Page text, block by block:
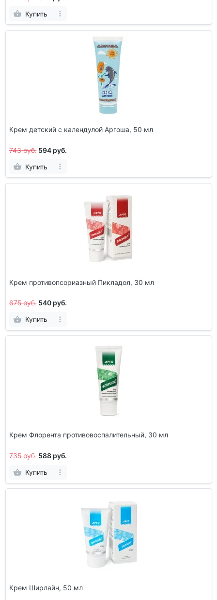
Купить
Крем детский с календулой Аргоша, 50 мл
743 руб. 594 руб.
Купить
Крем противопсориазный Пикладол, 30 мл
675 руб. 540 руб.
Купить
Крем Флорента противовоспалительный, 30 мл
735 руб. 588 руб.
Купить
Крем Ширлайн, 50 мл